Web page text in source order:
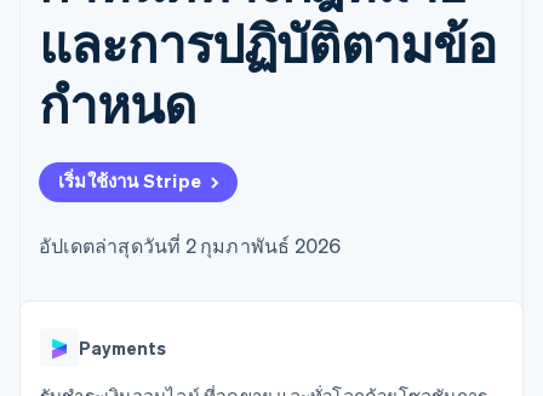
เข้าถึงได้
มากกว่า 125
รายการ
Authorization
Boost
ยกระดับการ
ชำระเงิน
Link
การชำระเงินที่
คิดภาษีการ
ขายและ VAT
อัตโนมัติ
Revenue
อัตโนมัติ
สำหรับการ
Stripe
รายงานที่
ออกแบบเอง
Pipeline
มาร์เก็ตเพลส
การจัดการเงิน
แพลตฟอร์ม
SaaS
ตามอุตสาหกรรม
บริษัท AI
แวดวงครีเอเตอร์
การบริการ การเดินทาง
เสนอการเรียกเก็บเงินตาม
การใช้งาน
ออกบัตรที่มีสเตเบิลคอยน์
รองรับอยู่
แหล่งข้อมูล
การเชื่อมต่อการทำงาน
บริษัท
แผนงานผลิตภัณฑ์
การประชุมประจำปีแบบ
เซสชัน
ห้องข่าว
Stripe Press
และการปฏิบัติตามข้อ
กำหนด
เริ่มใช้งาน Stripe
อัปเดตล่าสุดวันที่ 2 กุมภาพันธ์ 2026
Payments